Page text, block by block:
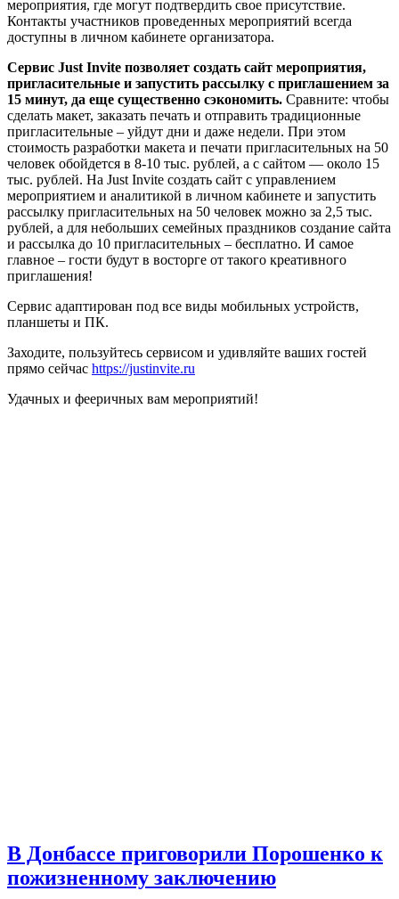
мероприятия, где могут подтвердить свое присутствие.
Контакты участников проведенных мероприятий всегда
доступны в личном кабинете организатора.
Сервис Just Invite позволяет создать сайт мероприятия,
пригласительные и запустить рассылку с приглашением за
15 минут, да еще существенно сэкономить. Сравните: чтобы
сделать макет, заказать печать и отправить традиционные
пригласительные – уйдут дни и даже недели. При этом
стоимость разработки макета и печати пригласительных на 50
человек обойдется в 8-10 тыс. рублей, а с сайтом — около 15
тыс. рублей. На Just Invite создать сайт с управлением
мероприятием и аналитикой в личном кабинете и запустить
рассылку пригласительных на 50 человек можно за 2,5 тыс.
рублей, а для небольших семейных праздников создание сайта
и рассылка до 10 пригласительных – бесплатно. И самое
главное – гости будут в восторге от такого креативного
приглашения!
Сервис адаптирован под все виды мобильных устройств,
планшеты и ПК.
Заходите, пользуйтесь сервисом и удивляйте ваших гостей
прямо сейчас https://justinvite.ru
Удачных и фееричных вам мероприятий!
В Донбассе приговорили Порошенко к
пожизненному заключению